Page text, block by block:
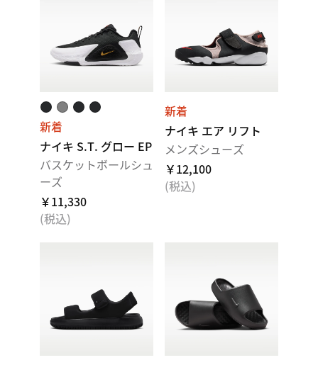
新着
ナイキ S.T. グロー EP
バスケットボールシュ
ーズ
￥11,330
(税込)
新着
ナイキ エア リフト
メンズシューズ
￥12,100
(税込)